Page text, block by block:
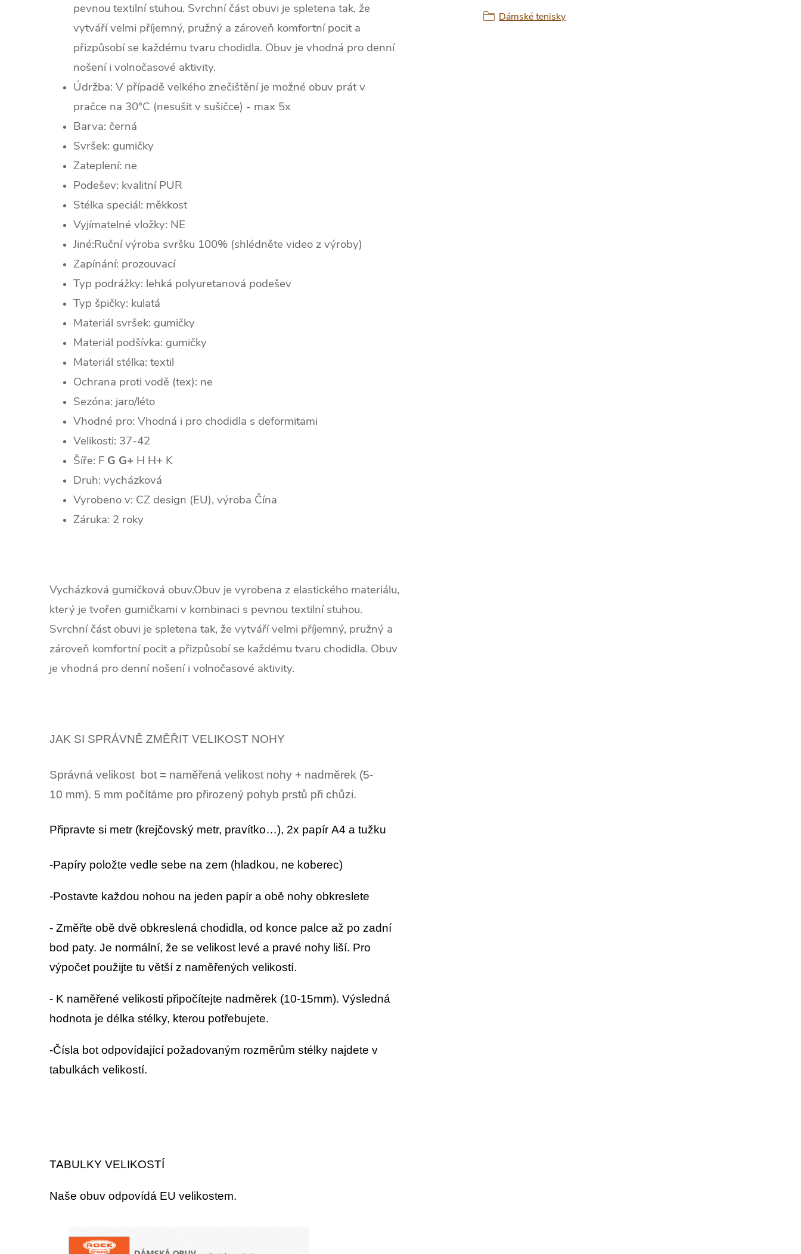
pevnou textilní stuhou. Svrchní část obuvi je spletena tak, že
vytváří velmi příjemný, pružný a zároveň komfortní pocit a
přizpůsobí se každému tvaru chodidla. Obuv je vhodná pro denní
nošení i volnočasové aktivity.
Údržba: V případě velkého znečištění je možné obuv prát v
pračce na 30°C (nesušit v sušičce) - max 5x
Barva: černá
Svršek: gumičky
Zateplení: ne
Podešev: kvalitní PUR
Stélka speciál: měkkost
Vyjímatelné vložky: NE
Jiné:Ruční výroba svršku 100% (shlédněte video z výroby)
Zapínání: prozouvací
Typ podrážky: lehká polyuretanová podešev
Typ špičky: kulatá
Materiál svršek: gumičky
Materiál podšívka: gumičky
Materiál stélka: textil
Ochrana proti vodě (tex): ne
Sezóna: jaro/léto
Vhodné pro: Vhodná i pro chodidla s deformitami
Velikosti: 37-42
Šíře: F G G+ H H+ K
Druh: vycházková
Vyrobeno v: CZ design (EU), výroba Čína
Záruka: 2 roky
Vycházková gumičková obuv.Obuv je vyrobena z elastického materiálu,
který je tvořen gumičkami v kombinaci s pevnou textilní stuhou.
Svrchní část obuvi je spletena tak, že vytváří velmi příjemný, pružný a
zároveň komfortní pocit a přizpůsobí se každému tvaru chodidla. Obuv
je vhodná pro denní nošení i volnočasové aktivity.
JAK SI SPRÁVNĚ ZMĚŘIT VELIKOST NOHY
Správná velikost bot = naměřená velikost nohy + nadměrek (5-
10 mm). 5 mm počítáme pro přirozený pohyb prstů při chůzi.
Připravte si metr (krejčovský metr, pravítko…), 2x papír A4 a tužku
-Papíry položte vedle sebe na zem (hladkou, ne koberec)
-Postavte každou nohou na jeden papír a obě nohy obkreslete
- Změřte obě dvě obkreslená chodidla, od konce palce až po zadní
bod paty. Je normální, že se velikost levé a pravé nohy liší. Pro
výpočet použijte tu větší z naměřených velikostí.
- K naměřené velikosti připočítejte nadměrek (10-15mm). Výsledná
hodnota je délka stélky, kterou potřebujete.
-Čísla bot odpovídající požadovaným rozměrům stélky najdete v
tabulkách velikostí.
TABULKY VELIKOSTÍ
Naše obuv odpovídá EU velikostem.
Dámské tenisky